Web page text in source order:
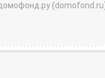
(domofond.ru),